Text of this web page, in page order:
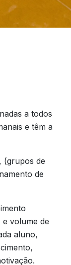
a todos
e têm a
(grupos de
de
volume de
aluno,